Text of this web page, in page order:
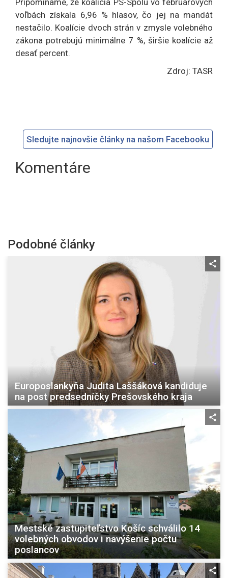
Pripomíname, že koalícia PS-Spolu vo februárových
voľbách získala 6,96 % hlasov, čo jej na mandát
nestačilo. Koalície dvoch strán v zmysle volebného
zákona potrebujú minimálne 7 %, širšie koalície až
desať percent.
Zdroj: TASR
Sledujte najnovšie články na našom Facebooku
Komentáre
Podobné články
Europoslankyňa Judita Laššáková kandiduje
na post predsedníčky Prešovského kraja
Mestské zastupiteľstvo Košíc schválilo 14
volebných obvodov i navýšenie počtu
poslancov